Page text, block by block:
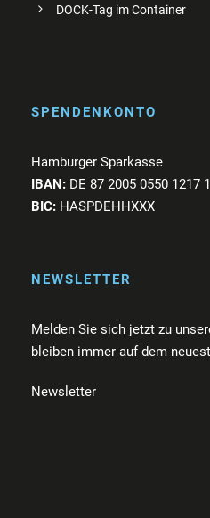
DOCK-Tag im Container
SPENDENKONTO
Hamburger Sparkasse
IBAN: DE 87 2005 0550 1217
BIC: HASPDEHHXXX
NEWSLETTER
Melden Sie sich jetzt zu
bleiben immer auf dem
Newsletter